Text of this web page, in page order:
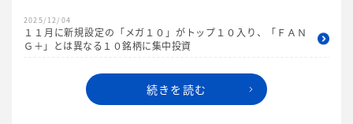
2025/12/04
１１月に新規設定の「メガ１０」がトップ１０入り、「ＦＡＮ
Ｇ＋」とは異なる１０銘柄に集中投資
続きを読む